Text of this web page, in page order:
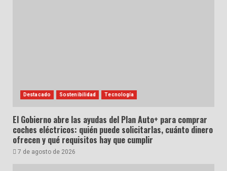
Destacado Sostenibilidad Tecnología
El Gobierno abre las ayudas del Plan Auto+ para comprar
coches eléctricos: quién puede solicitarlas, cuánto dinero
ofrecen y qué requisitos hay que cumplir
7 de agosto de 2026